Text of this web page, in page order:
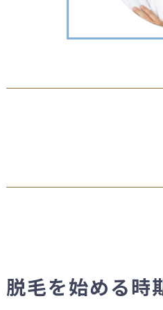
脱毛を始める時